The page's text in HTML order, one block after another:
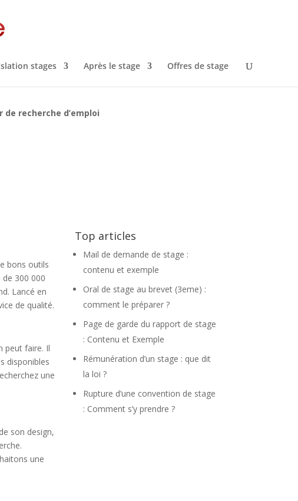
stages Après le stage Offres de stage
de recherche d’emploi
bons outils
300 000
Lancé en
de qualité.
peut faire. Il
disponibles
une
son design,
une
Top articles
Mail de demande de stage :
contenu et exemple
Oral de stage au brevet (3eme) :
comment le préparer ?
Page de garde du rapport de stage
: Contenu et Exemple
Rémunération d’un stage : que dit
la loi ?
Rupture d’une convention de stage
: Comment s’y prendre ?